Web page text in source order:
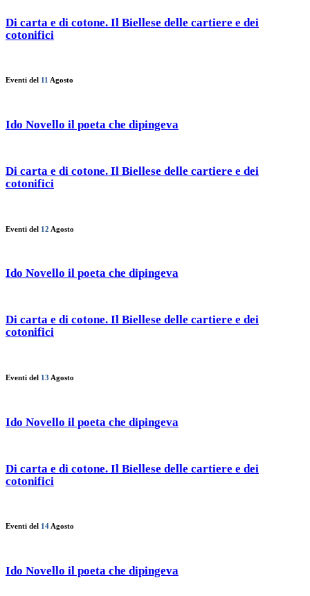
Di carta e di cotone. Il Biellese delle cartiere e dei
cotonifici
Eventi del 11 Agosto
Ido Novello il poeta che dipingeva
Di carta e di cotone. Il Biellese delle cartiere e dei
cotonifici
Eventi del 12 Agosto
Ido Novello il poeta che dipingeva
Di carta e di cotone. Il Biellese delle cartiere e dei
cotonifici
Eventi del 13 Agosto
Ido Novello il poeta che dipingeva
Di carta e di cotone. Il Biellese delle cartiere e dei
cotonifici
Eventi del 14Agosto
Ido Novello il poeta che dipingeva